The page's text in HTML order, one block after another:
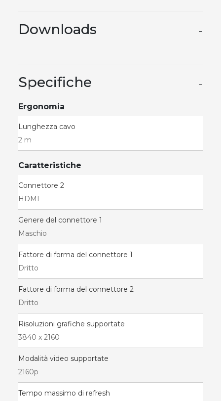
Downloads −
Specifiche −
Ergonomia
Lunghezza cavo
2 m
Caratteristiche
Connettore 2
HDMI
Genere del connettore 1
Maschio
Fattore di forma del connettore 1
Dritto
Fattore di forma del connettore 2
Dritto
Risoluzioni grafiche supportate
3840 x 2160
Modalità video supportate
2160p
Tempo massimo di refresh